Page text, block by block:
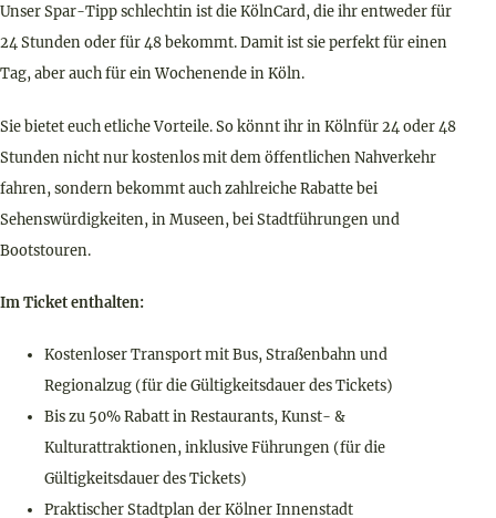
Unser Spar-Tipp schlechtin ist die KölnCard, die ihr entweder für
24 Stunden oder für 48 bekommt. Damit ist sie perfekt für einen
Tag, aber auch für ein Wochenende in Köln.
Sie bietet euch etliche Vorteile. So könnt ihr in Kölnfür 24 oder 48
Stunden nicht nur kostenlos mit dem öffentlichen Nahverkehr
fahren, sondern bekommt auch zahlreiche Rabatte bei
Sehenswürdigkeiten, in Museen, bei Stadtführungen und
Bootstouren.
Im Ticket enthalten:
Kostenloser Transport mit Bus, Straßenbahn und
Regionalzug (für die Gültigkeitsdauer des Tickets)
Bis zu 50% Rabatt in Restaurants, Kunst- &
Kulturattraktionen, inklusive Führungen (für die
Gültigkeitsdauer des Tickets)
Praktischer Stadtplan der Kölner Innenstadt